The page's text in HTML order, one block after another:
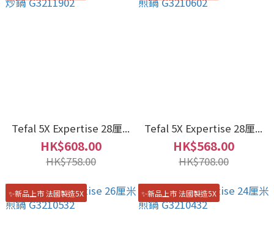
Tefal 5X Expertise 28厘...
HK$608.00
HK$758.00
Tefal 5X Expertise 28厘...
HK$568.00
HK$708.00
✨新品上市 法國製造5X ✨新品上市 法國製造5X